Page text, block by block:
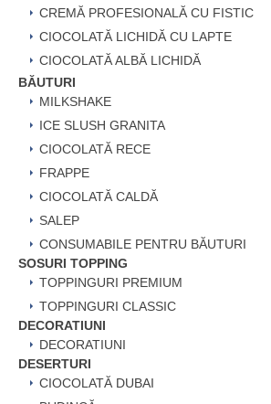
CREMĂ PROFESIONALĂ CU FISTIC
CIOCOLATĂ LICHIDĂ CU LAPTE
CIOCOLATĂ ALBĂ LICHIDĂ
BĂUTURI
MILKSHAKE
ICE SLUSH GRANITA
CIOCOLATĂ RECE
FRAPPE
CIOCOLATĂ CALDĂ
SALEP
CONSUMABILE PENTRU BĂUTURI
SOSURI TOPPING
TOPPINGURI PREMIUM
TOPPINGURI CLASSIC
DECORATIUNI
DECORATIUNI
DESERTURI
CIOCOLATĂ DUBAI